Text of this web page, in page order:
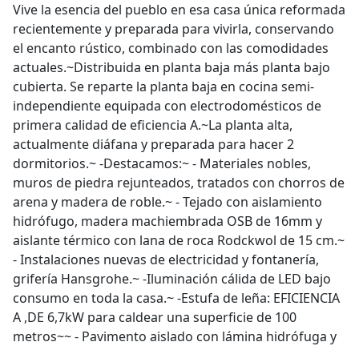
Vive la esencia del pueblo en esa casa única reformada
recientemente y preparada para vivirla, conservando
el encanto rústico, combinado con las comodidades
actuales.~Distribuida en planta baja más planta bajo
cubierta. Se reparte la planta baja en cocina semi-
independiente equipada con electrodomésticos de
primera calidad de eficiencia A.~La planta alta,
actualmente diáfana y preparada para hacer 2
dormitorios.~ -Destacamos:~ - Materiales nobles,
muros de piedra rejunteados, tratados con chorros de
arena y madera de roble.~ - Tejado con aislamiento
hidrófugo, madera machiembrada OSB de 16mm y
aislante térmico con lana de roca Rodckwol de 15 cm.~
- Instalaciones nuevas de electricidad y fontanería,
grifería Hansgrohe.~ -Iluminación cálida de LED bajo
consumo en toda la casa.~ -Estufa de leña: EFICIENCIA
A ,DE 6,7kW para caldear una superficie de 100
metros~~ - Pavimento aislado con lámina hidrófuga y